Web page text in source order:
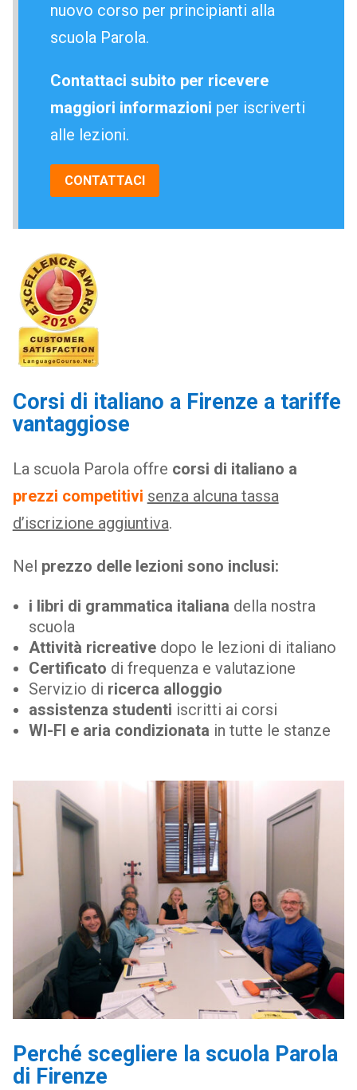
nuovo corso per principianti alla
scuola Parola.
Contattaci subito per ricevere
maggiori informazioni per iscriverti
alle lezioni.
CONTATTACI
Corsi di italiano a Firenze a tariffe
vantaggiose
La scuola Parola offre corsi di italiano a
prezzi competitivi senza alcuna tassa
d’iscrizione aggiuntiva.
Nel prezzo delle lezioni sono inclusi:
i libri di grammatica italiana della nostra
scuola
Attività ricreativedopo le lezioni di italiano
Certificato di frequenza e valutazione
Servizio di ricerca alloggio
assistenza studenti iscritti ai corsi
WI-FI e aria condizionata in tutte le stanze
Perché scegliere la scuola Parola
di Firenze